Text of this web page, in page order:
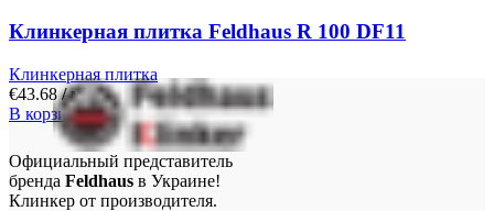
Клинкерная плитка Feldhaus R 100 DF11
Клинкерная плитка
€43.68/ м²
В корзину
Официальный представитель
бренда Feldhaus в Украине!
Клинкер от производителя.